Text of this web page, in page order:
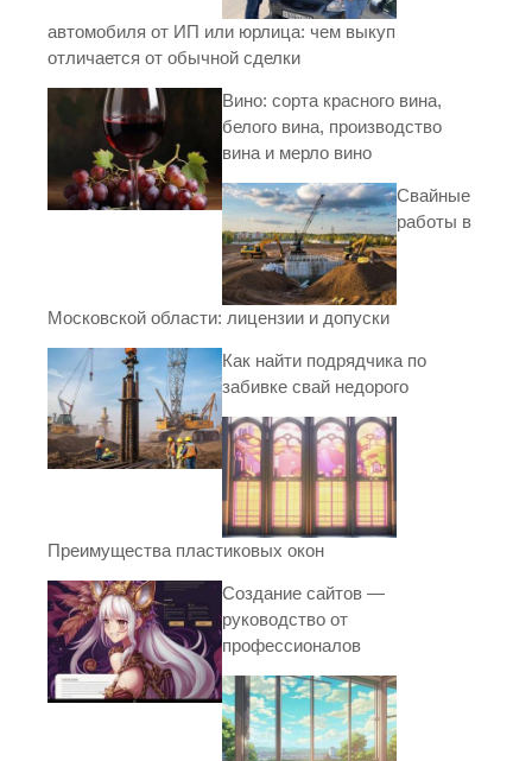
автомобиля от ИП или юрлица: чем выкуп
отличается от обычной сделки
Вино: сорта красного вина,
белого вина, производство
вина и мерло вино
Свайные
работы в
Московской области: лицензии и допуски
Как найти подрядчика по
забивке свай недорого
Преимущества пластиковых окон
Создание сайтов —
руководство от
профессионалов